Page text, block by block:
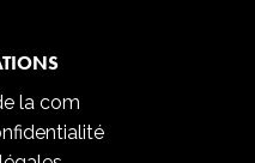
la com